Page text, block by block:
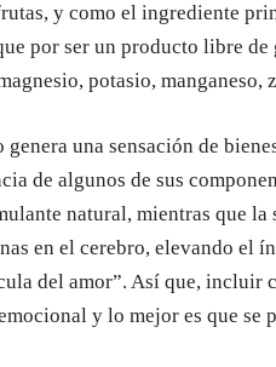
y como el ingrediente
por ser un producto libre de
potasio, manganeso,
una sensación de
de algunos de sus
natural, mientras que la
en el cerebro, elevando el
del amor”. Así que, incluir
y lo mejor es que se